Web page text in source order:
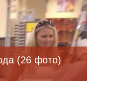
(26 фото)